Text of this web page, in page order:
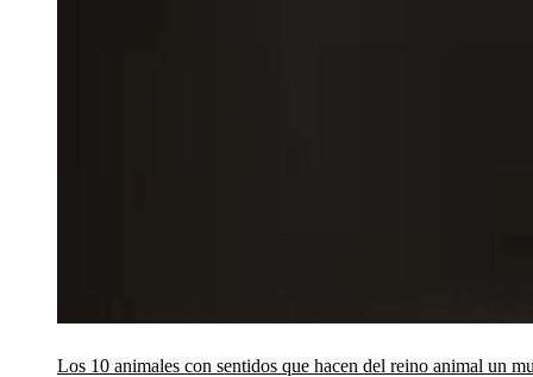
Los 10 animales con sentidos que hacen del reino animal un